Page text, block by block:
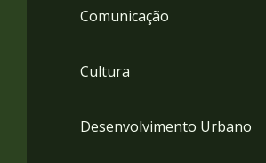
Comunicação
Cultura
Desenvolvimento Urbano